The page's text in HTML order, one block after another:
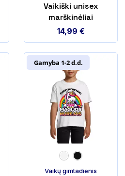
Vaikiški unisex
marškinėliai
Gimtadienio
14,99 €
Gamyba 1-2 d.d.
Vaikų gimtadienis